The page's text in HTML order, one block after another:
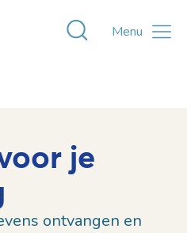
Toggle
Menu
je
ontvangen en